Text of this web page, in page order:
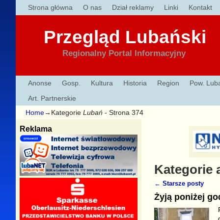
Strona główna O nas Dział reklamy Linki Kontakt
Przegląd Lubański
Regionalny Portal Informacyjny
Anonse Gosp. Kultura Historia Region Pow.
Art. Partnerskie
Home→Kategorie Lubań - Strona 374
Kategorie
Nawigacja
← Starsze posty
Żyją poniżej
Reklama